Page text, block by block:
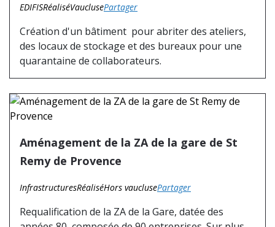
EDIFISRéaliséVauclusePartager
Création d'un bâtiment pour abriter des ateliers,
des locaux de stockage et des bureaux pour une
quarantaine de collaborateurs.
Aménagement de la ZA de la gare de St
Remy de Provence
InfrastructuresRéaliséHors vauclusePartager
Requalification de la ZA de la Gare, datée des